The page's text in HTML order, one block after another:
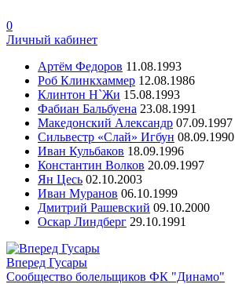
0
Личный кабинет
Артём Федоров 11.08.1993
Роб Клинкхаммер 12.08.1986
Клинтон Н`Жи 15.08.1993
Фабиан Бальбуена 23.08.1991
Македонский Александр 07.09.1997
Сильвестр «Слай» Игбун 08.09.1990
Иван Кульбаков 18.09.1996
Константин Волков 20.09.1997
Ян Цесь 02.10.2003
Иван Муранов 06.10.1999
Дмитрий Рашевский 09.10.2000
Оскар Линдберг 29.10.1991
Вперед Гусары
Сообщество болельщиков ФК "Динамо"